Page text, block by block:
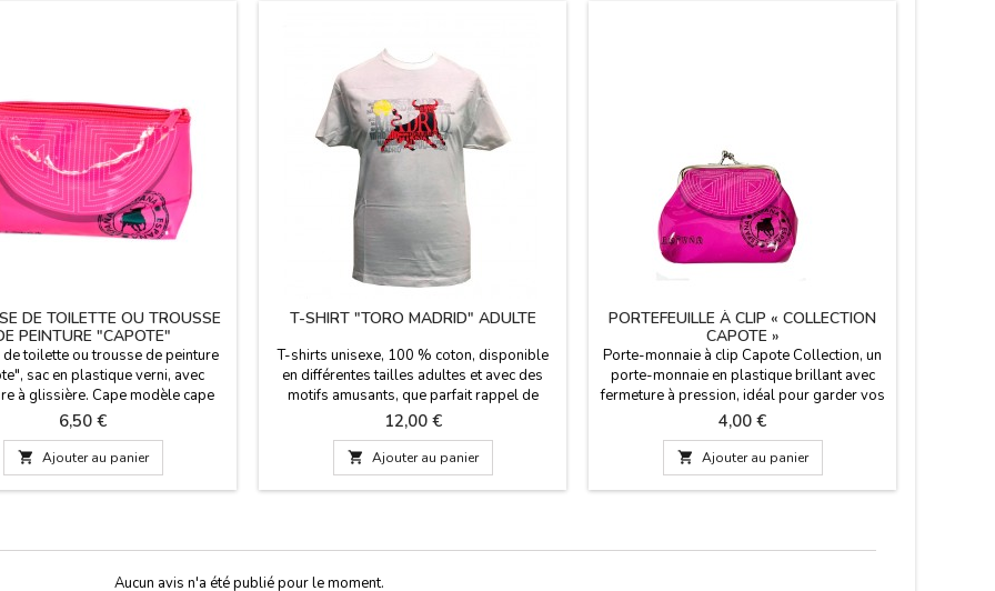
DE TOILETTE OU TROUSSE
PEINTURE "CAPOTE"
de toilette ou trousse de peinture
sac en plastique verni, avec
à glissière. Cape modèle cape
noir. Mesures : 13 cm. x 20
cm.
Prix
6,50 €
 Ajouter au panier
T-SHIRT "TORO MADRID" ADULTE
T-shirts unisexe, 100 % coton, disponible
en différentes tailles adultes et avec des
motifs amusants, que parfait rappel de
souvenirs de votre visite à Madrid.
Prix
12,00 €
 Ajouter au panier
PORTEFEUILLE À CLIP « COLLECTION
CAPOTE »
Porte-monnaie à clip Capote Collection, un
porte-monnaie en plastique brillant avec
fermeture à pression, idéal pour garder vos
pièces à portée de main. Dimensions : 10 x
9 cm
Prix
4,00 €
 Ajouter au panier
Aucun avis n'a été publié pour le moment.